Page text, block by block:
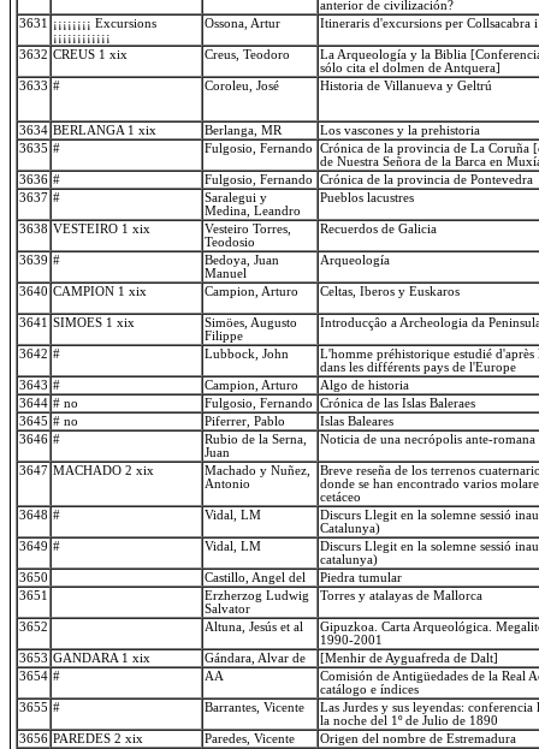
anterior de civilización?
3631
¡¡¡¡¡¡¡¡ Excursions
¡¡¡¡¡¡¡¡¡¡¡¡
Ossona, Artur Itineraris d'excursions per Collsacabra
3632 CREUS 1 xix Creus, Teodoro
La Arqueología y la Biblia
sólo cita el dolmen de Antquera]
3633 # Coroleu, José Historia de Villanueva y Geltrú
3634 BERLANGA 1 xix Berlanga, MR
Los vascones y la prehistoria
3635 # Fulgosio, Fernando
Crónica de la provincia de La Coruña
de Nuestra Señora de la Barca en
3636 # Fulgosio, Fernando
Crónica de la provincia de Pontevedra
3637 #
Saralegui y
Medina, Leandro
Pueblos lacustres
3638 VESTEIRO 1 xix
Vesteiro Torres,
Teodosio
Recuerdos de Galicia
3639 #
Bedoya, Juan
Manuel
Arqueología
3640 CAMPION 1 xix Campion, Arturo Celtas, Iberos y Euskaros
3641 SIMOES 1 xix
Simöes, Augusto
Filippe
Introducçâo a Archeologia da
3642 # Lubbock, John
L'homme préhistorique estudié d'après
dans les différents pays de l'Europe
3643 # Campion, Arturo
Algo de historia
3644 # no Fulgosio, Fernando
Crónica de las Islas Baleraes
3645 # no Piferrer, Pablo
Islas Baleares
3646 #
Rubio de la Serna,
Juan
Noticia de una necrópolis ante-
3647 MACHADO 2 xix
Machado y Nuñez,
Antonio
Breve reseña de los terrenos
donde se han encontrado varios
cetáceo
3648 # Vidal, LM
Discurs Llegit en la solemne sessió
Catalunya)
3649 # Vidal, LM
Discurs Llegit en la solemne sessió
catalunya)
3650
Castillo, Angel del
Piedra tumular
3651
Erzherzog Ludwig
Salvator
Torres y atalayas de Mallorca
3652 Altuna, Jesús et al
Gipuzkoa. Carta Arqueológica.
1990-2001
3653 GANDARA 1 xix Gándara, Alvar de
[Menhir de Ayguafreda de Dalt]
3654 # AA
Comisión de Antigüedades de la Real
catálogo e índices
3655 # Barrantes, Vicente
Las Jurdes y sus leyendas:
la noche del 1º de Julio de 1890
3656 PAREDES 2 xix Paredes, Vicente
Origen del nombre de Estremadura